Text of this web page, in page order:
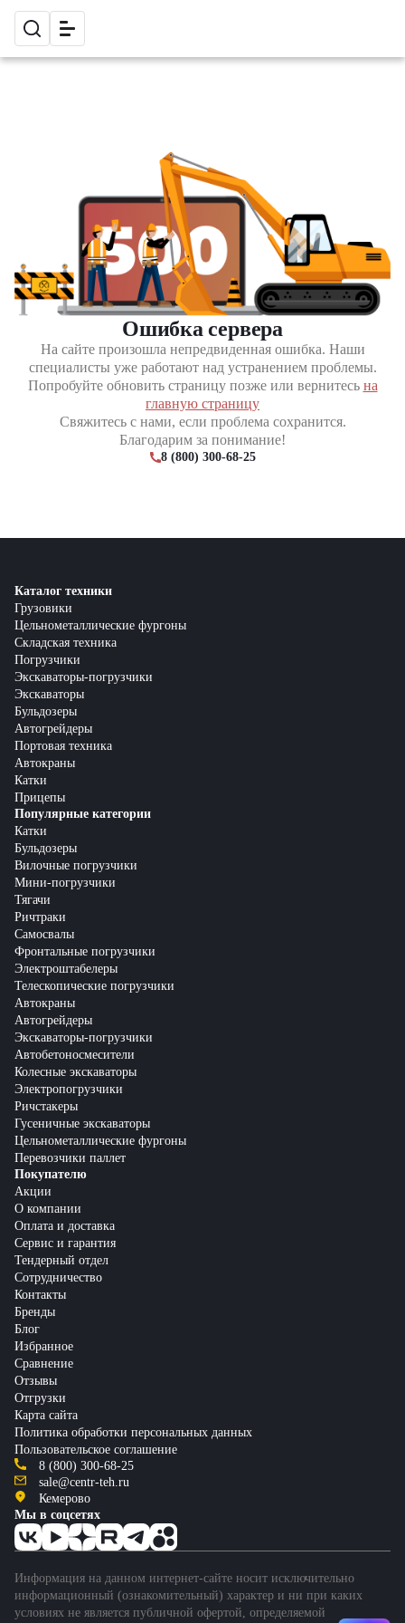
Ошибка сервера
На сайте произошла непредвиденная ошибка. Наши
специалисты уже работают над устранением проблемы.
Попробуйте обновить страницу позже или вернитесь на
главную страницу
Свяжитесь с нами, если проблема сохранится.
Благодарим за понимание!
8 (800) 300-68-25
Каталог техники
Грузовики
Цельнометаллические фургоны
Складская техника
Погрузчики
Экскаваторы-погрузчики
Экскаваторы
Бульдозеры
Автогрейдеры
Портовая техника
Автокраны
Катки
Прицепы
Популярные категории
Катки
Бульдозеры
Вилочные погрузчики
Мини-погрузчики
Тягачи
Ричтраки
Самосвалы
Фронтальные погрузчики
Электроштабелеры
Телескопические погрузчики
Автокраны
Автогрейдеры
Экскаваторы-погрузчики
Автобетоносмесители
Колесные экскаваторы
Электропогрузчики
Ричстакеры
Гусеничные экскаваторы
Цельнометаллические фургоны
Перевозчики паллет
Покупателю
Акции
О компании
Оплата и доставка
Сервис и гарантия
Тендерный отдел
Сотрудничество
Контакты
Бренды
Блог
Избранное
Сравнение
Отзывы
Отгрузки
Карта сайта
Политика обработки персональных данных
Пользовательское соглашение
8 (800) 300-68-25
sale@centr-teh.ru
Кемерово
Мы в соцсетях
Информация на данном интернет-сайте носит исключительно
информационный (ознакомительный) характер и ни при каких
условиях не является публичной офертой, определяемой